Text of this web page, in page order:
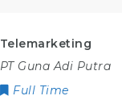
Telemarketing
PT Guna Adi Putra
Full Time